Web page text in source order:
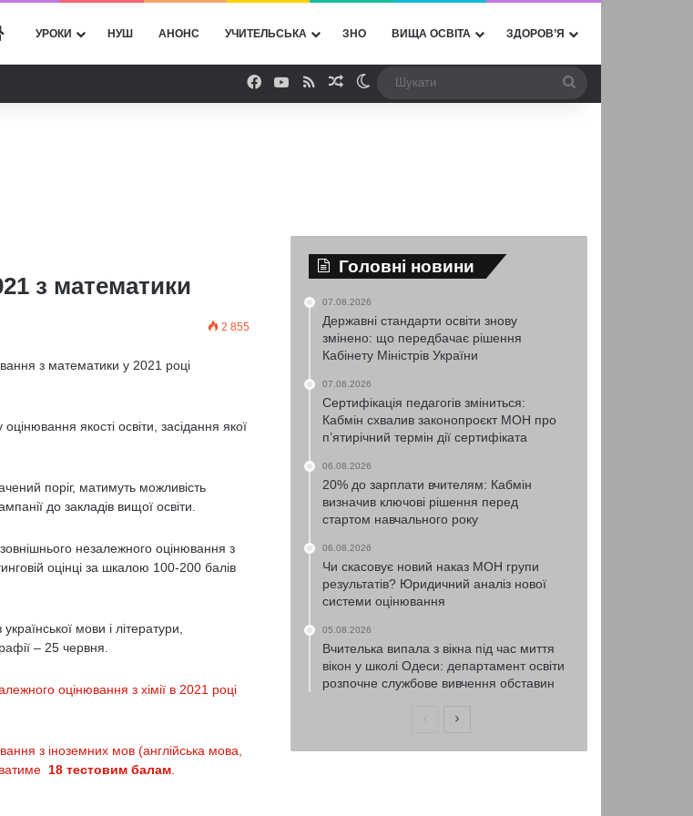
ГОЛОВНА
УРОКИ НУШ АНОНС УЧИТЕЛЬСЬКА ЗНО ВИЩА ОСВІТА ЗДОРОВ’Я
Facebook
YouTube
RSSВипадкова стаття
Switch skin
з математики
2 855
з математики у 2021 році
якості освіти, засідання якої
поріг, матимуть можливість
до закладів вищої освіти.
незалежного оцінювання з
оцінці за шкалою 100-200 балів
мови і літератури,
– 25 червня.
оцінювання з хімії в 2021 році
з іноземних мов (англійська мова,
18 тестовим балам.
Головні новини
07.08.2026
Державні стандарти освіти знову
змінено: що передбачає рішення
Кабінету Міністрів України
07.08.2026
Сертифікація педагогів зміниться:
Кабмін схвалив законопроєкт МОН про
п’ятирічний термін дії сертифіката
06.08.2026
20% до зарплати вчителям: Кабмін
визначив ключові рішення перед
стартом навчального року
06.08.2026
Чи скасовує новий наказ МОН групи
результатів? Юридичний аналіз нової
системи оцінювання
05.08.2026
Вчителька випала з вікна під час миття
вікон у школі Одеси: департамент освіти
розпочне службове вивчення обставин
ПопередняНаступна